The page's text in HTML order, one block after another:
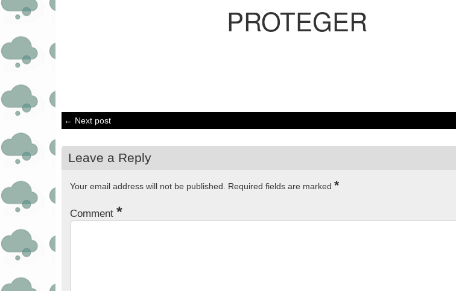
PROTEGER
← Next post
Leave a Reply
Your email address will not be published. Required fields are marked *
Comment *